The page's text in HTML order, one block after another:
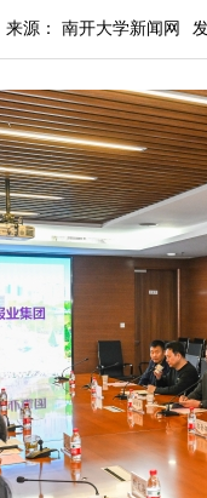
来源： 南开大学新闻网